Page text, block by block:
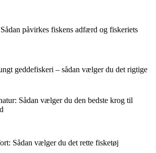
påvirkes fiskens adfærd og fiskeriets
geddefiskeri – sådan vælger du det rigtige
Sådan vælger du den bedste krog til
Sådan vælger du det rette fisketøj